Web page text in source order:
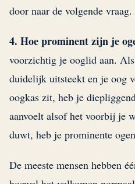
door naar de volgende vraag.
4. Hoe prominent zijn je
voorzichtig je ooglid aan.
duidelijk uitsteekt en je oog
oogkas zit, heb je
aanvoelt alsof het voorbij je
duwt, heb je prominente
De meeste mensen hebben